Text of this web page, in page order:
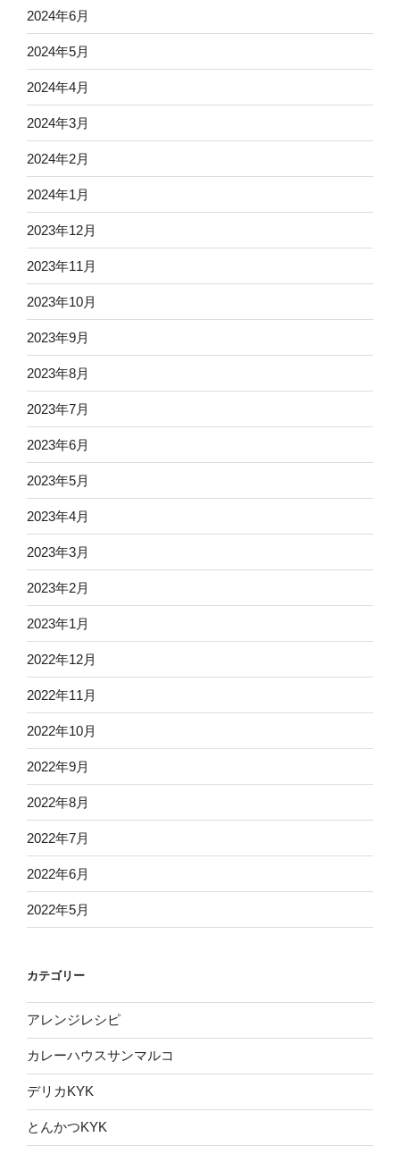
2024年6月
2024年5月
2024年4月
2024年3月
2024年2月
2024年1月
2023年12月
2023年11月
2023年10月
2023年9月
2023年8月
2023年7月
2023年6月
2023年5月
2023年4月
2023年3月
2023年2月
2023年1月
2022年12月
2022年11月
2022年10月
2022年9月
2022年8月
2022年7月
2022年6月
2022年5月
カテゴリー
アレンジレシピ
カレーハウスサンマルコ
デリカKYK
とんかつKYK